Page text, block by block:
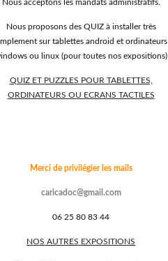
Nous acceptons les mandats administratifs.
Nous proposons des QUIZ à installer très
sur tablettes android et ordinateurs
ou linux (pour toutes nos expositions)
QUIZ ET PUZZLES POUR TABLETTES,
ORDINATEURS OU ECRANS TACTILES
Merci de privilégier les mails
caricadoc@gmail.com
06 25 80 83 44
NOS AUTRES EXPOSITIONS